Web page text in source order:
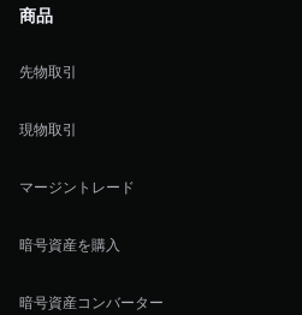
商品
先物取引
現物取引
マージントレード
暗号資産を購入
暗号資産コンバーター